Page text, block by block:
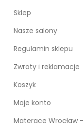
Sklep
Nasze salony
Regulamin sklepu
Zwroty i reklamacje
Koszyk
Moje konto
Materace Wrocław